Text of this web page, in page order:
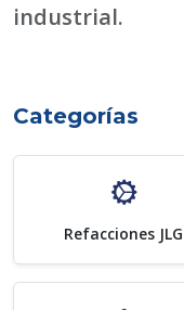
industrial.
Categorías
Refacciones JLG